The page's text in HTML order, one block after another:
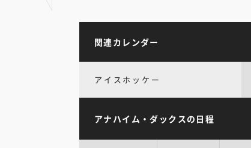
関連カレンダー
アイスホッケー
アナハイム・ダックスの日程